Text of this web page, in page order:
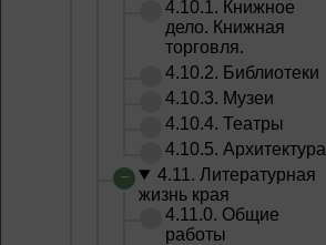
4.10.1. Книжное
дело. Книжная
торговля.
4.10.2. Библиотеки
4.10.3. Музеи
4.10.4. Театры
4.10.5. Архитектура
4.11. Литературная
жизнь края
4.11.0. Общие
работы